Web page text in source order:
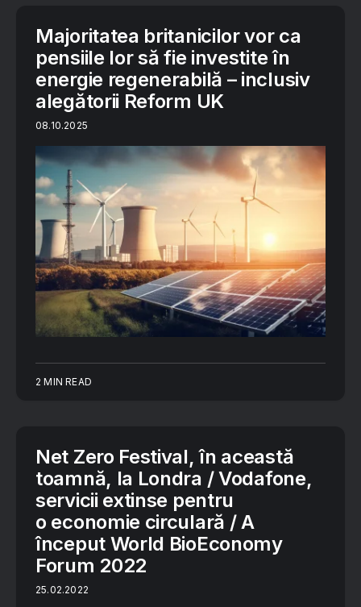
Majoritatea britanicilor vor ca
pensiile lor să fie investite în
energie regenerabilă – inclusiv
alegătorii Reform UK
08.10.2025
2 MIN READ
Net Zero Festival, în această
toamnă, la Londra / Vodafone,
servicii extinse pentru
o economie circulară / A
început World BioEconomy
Forum 2022
25.02.2022